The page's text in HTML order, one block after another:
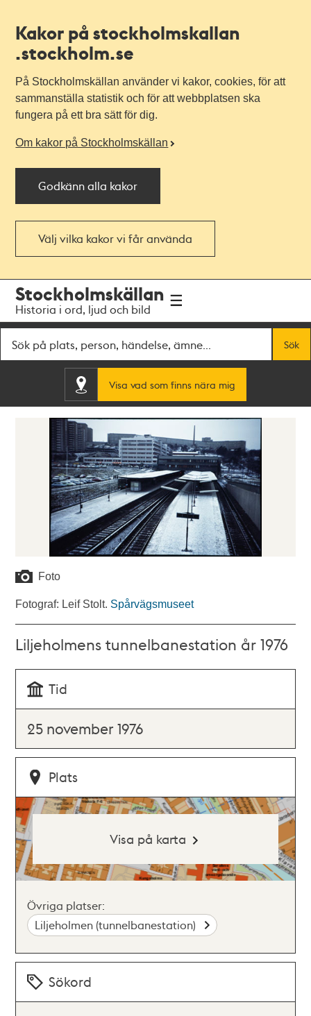
Kakor på stockholmskallan
.stockholm.se
På Stockholmskällan använder vi kakor, cookies, för att
sammanställa statistik och för att webbplatsen ska
fungera på ett bra sätt för dig.
Om kakor på Stockholmskällan
Godkänn alla kakor
Välj vilka kakor vi får använda
navigationen
huvudinnehållet
Stockholmskällan
Historia i ord, ljud och bild
Sök
Visa vad som finns nära mig
Foto
Fotograf: Leif Stolt. Spårvägsmuseet
Liljeholmens tunnelbanestation år 1976
Tid
25 november 1976
Plats
Visa på karta
Övriga platser:
Liljeholmen (tunnelbanestation)
Sökord